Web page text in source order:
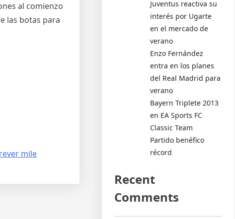
al comienzo
las botas para
mile
Juventus reactiva su
interés por Ugarte
en el mercado de
verano
Enzo Fernández
entra en los planes
del Real Madrid para
verano
Bayern Triplete 2013
en EA Sports FC
Classic Team
Partido benéfico
récord
Recent
Comments